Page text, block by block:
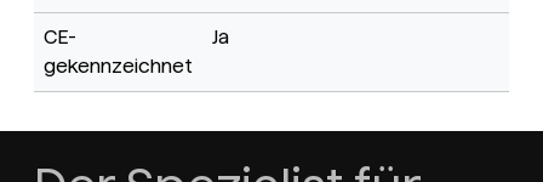
CE-
gekennzeichnet
Ja